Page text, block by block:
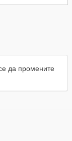
да промените